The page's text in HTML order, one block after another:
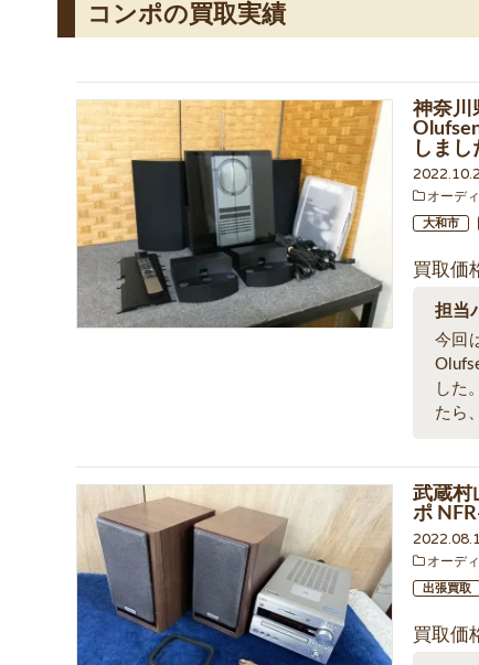
コンポの買取実績
神奈川
しまし
オーデ
大和市
買取価
担当
今回
した
たら
武蔵村
ポ
オーデ
出張買取
買取価